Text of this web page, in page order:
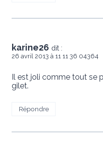
karine26 dit :
26 avril 2013 à 11 11 36 04364
Il est joli comme tout se
gilet.
Répondre